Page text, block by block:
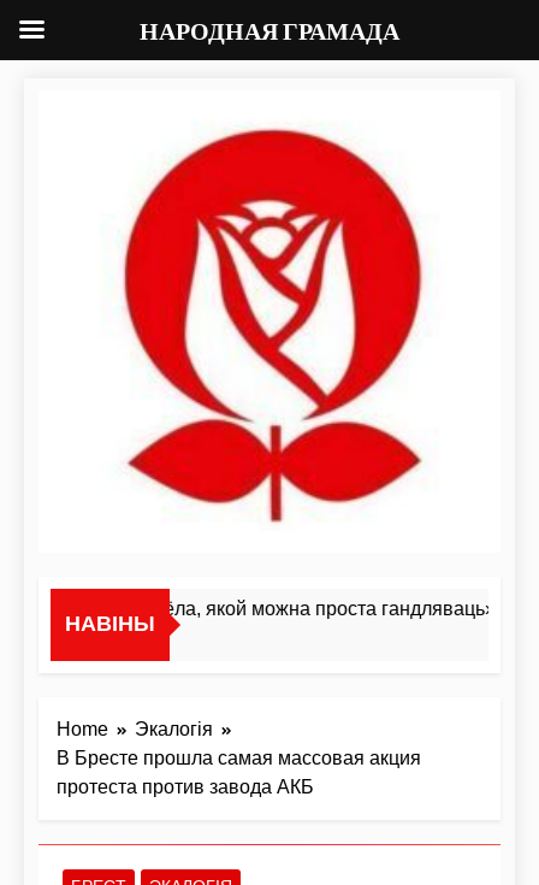
НАВІНЫ
«Я не жывёла, якой можна проста гандляваць»У
Home
Экалогія
В Бресте прошла самая массовая акция
протеста против завода АКБ
НАРОДНАЯ ГРАМАДА